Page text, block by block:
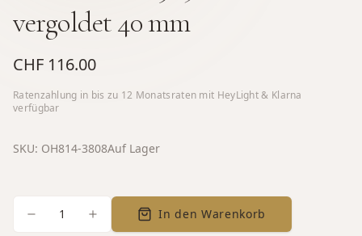
vergoldet 40 mm
CHF 116.00
Ratenzahlung in bis zu 12 Monatsraten mit HeyLight & Klarna
verfügbar
SKU: OH814-3808Auf Lager
1 In den Warenkorb